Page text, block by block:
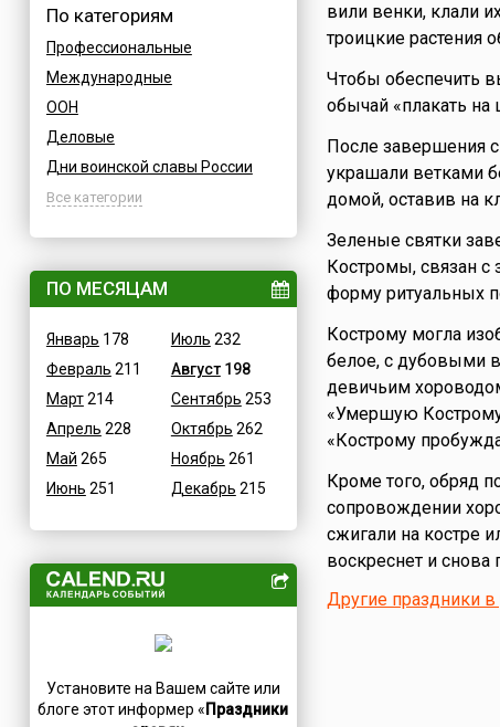
Босния
Бразилия
Великобритания
Венгрия
Вьетнам
Германия
Греция
Египет
Израиль
Индия
Иордания
Ирак
Иран
Ирландия
Исландия
Италия
Канада
По категориям
Профессиональные
Международные
ООН
Деловые
Дни воинской славы России
Армейские
Водные
Детские
В честь икон
Дни памяти святых
Конституционные
Культурные
Масс-медийные
Независимые
Посты
Все категории
ПО МЕСЯЦАМ
Январь 178
Февраль 211
Март214
Апрель 228
Май 265
Июнь 251
Июль 232
Август198
Сентябрь 253
Октябрь 262
Ноябрь 261
Декабрь 215
Установите на Вашем сайте или
блоге этот информер « Праздники
вили венки, клали
троицкие растения
Чтобы обеспечить
обычай «плакать на
После завершения
украшали ветками
домой, оставив на
Зеленые святки
Костромы, связан с
форму ритуальных
Кострому могла
белое, с дубовыми
девичьим
«Умершую
«Кострому
Кроме того, обряд
сопровождении
сжигали на костре
воскреснет и
Другие праздники